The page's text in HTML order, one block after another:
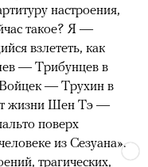
настроения,
такое? Я —
взлететь, как
— Трибунцев в
— Трухин в
жизни Шен Тэ —
поверх
из Сезуана».
трагических,